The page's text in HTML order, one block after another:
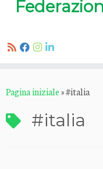
alPagina iniziale»#italia
#italia